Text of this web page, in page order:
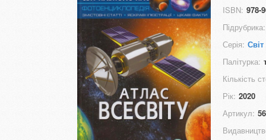
ISBN: 978-
Підрубрика:
Серія:
Палітурка:
Кількість
Рік: 2020
Артикул: